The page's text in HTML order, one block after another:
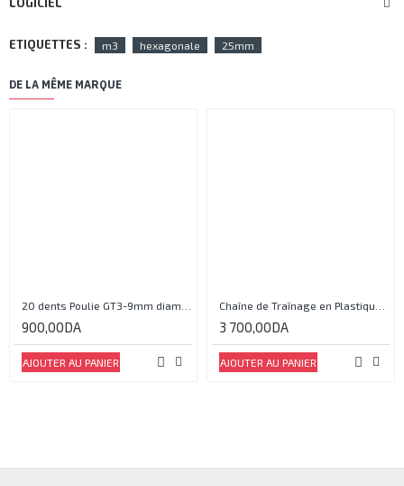
LOGICIEL
ETIQUETTES : m3 hexagonale 25mm
DE LA MÊME MARQUE
900,00DA
AJOUTER AU PANIER
3 700,00DA
AJOUTER AU PANIER